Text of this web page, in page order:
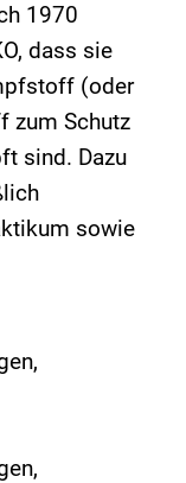
1970
dass sie
(oder
zum Schutz
sind. Dazu
sowie